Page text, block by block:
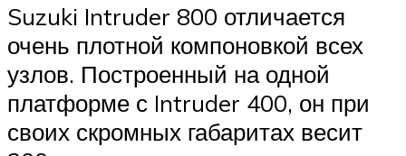
Suzuki Intruder 800 отличается
очень плотной компоновкой всех
узлов. Построенный на одной
платформе с Intruder 400, он при
своих скромных габаритах весит